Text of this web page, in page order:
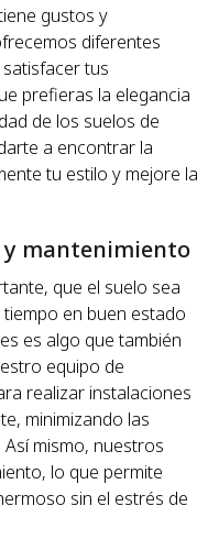
gustos y
diferentes
tus
prefieras la elegancia
de los suelos de
a encontrar la
tu estilo y mejore la
mantenimiento
que el suelo sea
en buen estado
es algo que también
equipo de
realizar instalaciones
minimizando las
mismo, nuestros
lo que permite
sin el estrés de